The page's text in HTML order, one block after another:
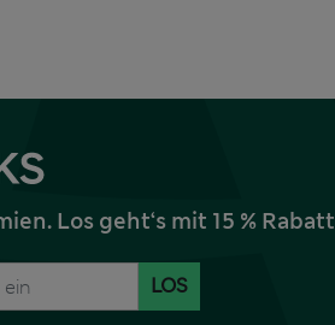
Los geht‘s mit 15 %
LOS